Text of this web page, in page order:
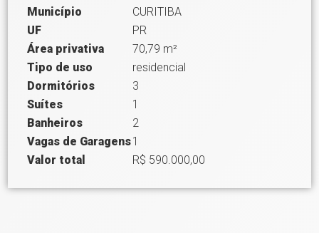
Município
CURITIBA
UF
PR
Área privativa
70,79 m²
Tipo de uso
residencial
Dormitórios
3
Suítes
1
Banheiros
2
Vagas de Garagens1
Valor total
R$ 590.000,00